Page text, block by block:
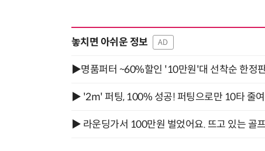
놓치면 아쉬운 정보 AD
▶명품퍼터 ~60%할인 '10만원'대 선착순 한정
▶ '2m' 퍼팅, 100% 성공! 퍼팅으로만 10타 줄
▶ 라운딩가서 100만원 벌었어요. 뜨고 있는 골